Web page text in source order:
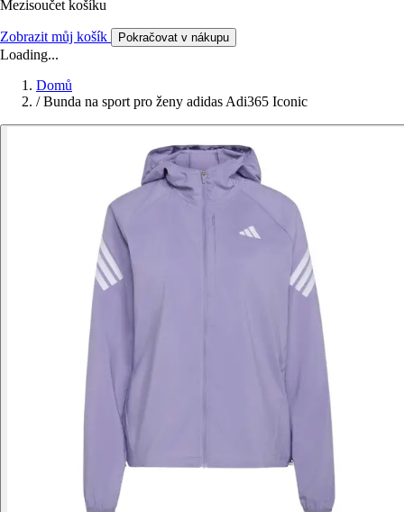
Mezisoučet košíku
Zobrazit můj košík Pokračovat v nákupu
Loading...
Domů
/ Bunda na sport pro ženy adidas Adi365 Iconic